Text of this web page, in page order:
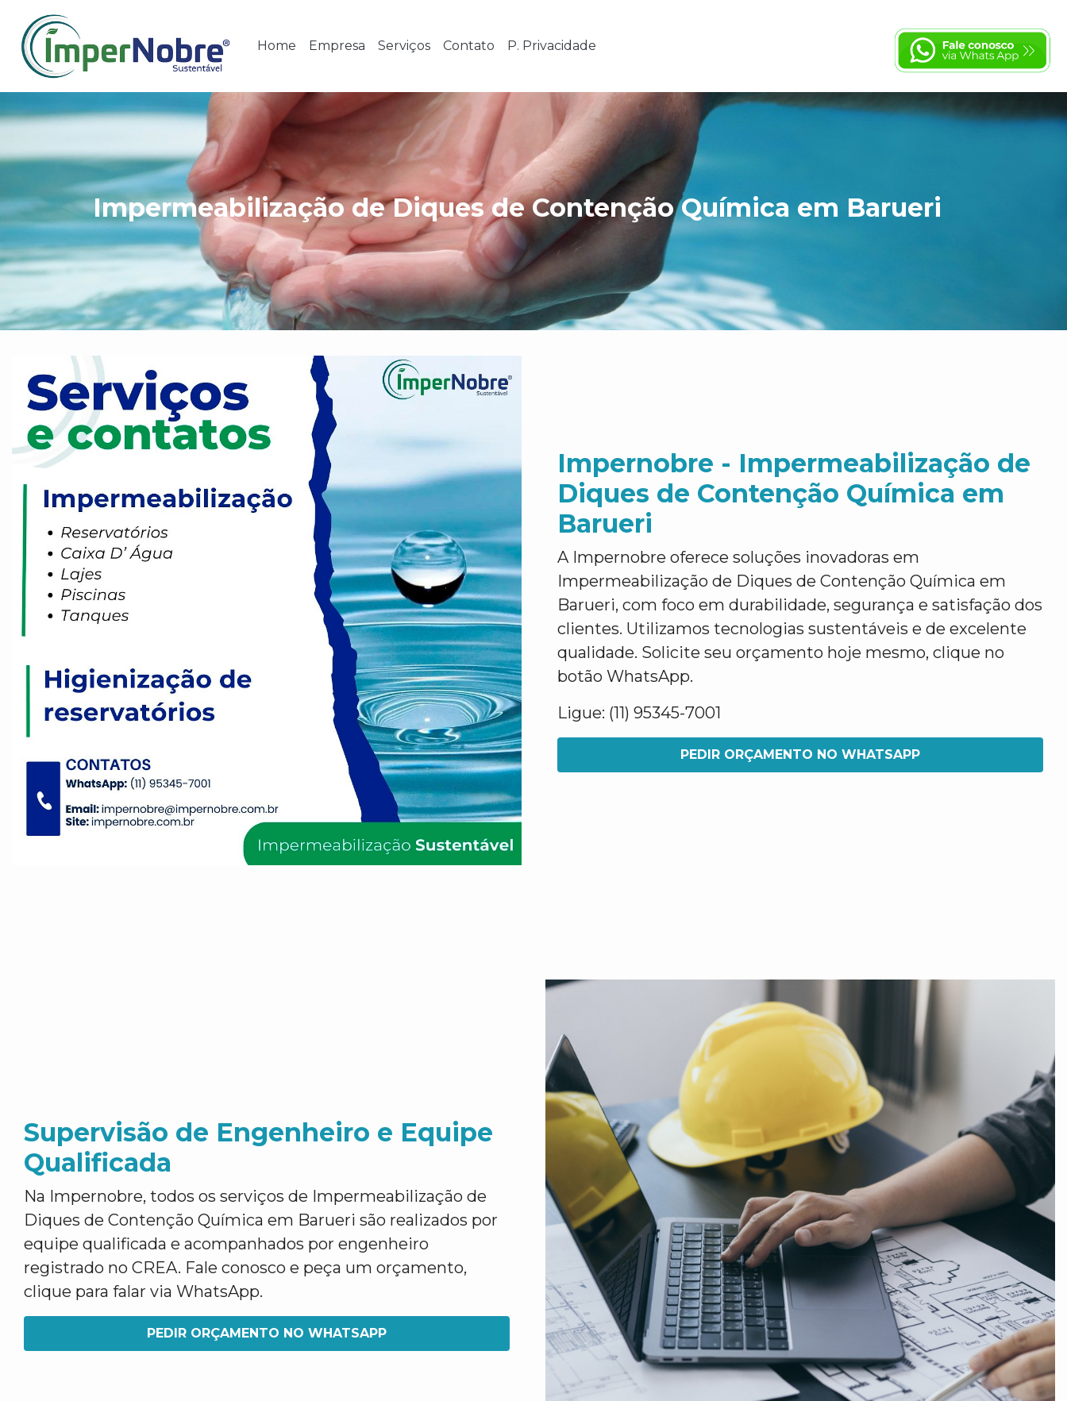
Home Empresa Serviços Contato P. Privacidade
Impermeabilização de Diques de Contenção Química em Barueri
Impernobre - Impermeabilização de
Diques de Contenção Química em
Barueri
A Impernobre oferece soluções inovadoras em
Impermeabilização de Diques de Contenção Química em
Barueri, com foco em durabilidade, segurança e satisfação dos
clientes. Utilizamos tecnologias sustentáveis e de excelente
qualidade. Solicite seu orçamento hoje mesmo, clique no
botão WhatsApp.
Ligue: (11) 95345-7001
PEDIR ORÇAMENTO NO WHATSAPP
Supervisão de Engenheiro e Equipe
Qualificada
Na Impernobre, todos os serviços de Impermeabilização de
Diques de Contenção Química em Barueri são realizados por
equipe qualificada e acompanhados por engenheiro
registrado no CREA. Fale conosco e peça um orçamento,
clique para falar via WhatsApp.
PEDIR ORÇAMENTO NO WHATSAPP